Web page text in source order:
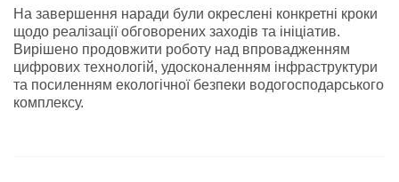
На завершення наради були окреслені конкретні кроки
щодо реалізації обговорених заходів та ініціатив.
Вирішено продовжити роботу над впровадженням
цифрових технологій, удосконаленням інфраструктури
та посиленням екологічної безпеки водогосподарського
комплексу.